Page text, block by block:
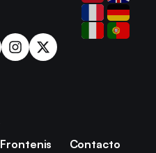
Frontenis
Contacto